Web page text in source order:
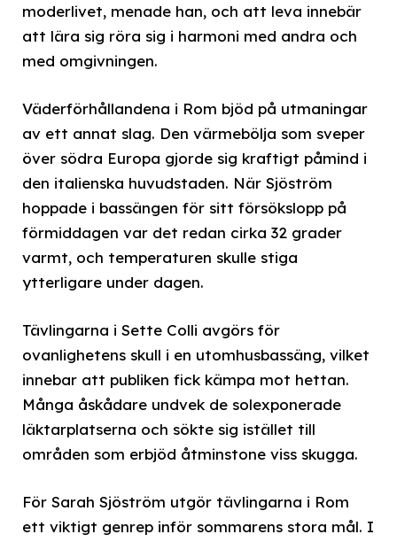
moderlivet, menade han, och att leva innebär
att lära sig röra sig i harmoni med andra och
med omgivningen.
Väderförhållandena i Rom bjöd på utmaningar
av ett annat slag. Den värmebölja som sveper
över södra Europa gjorde sig kraftigt påmind i
den italienska huvudstaden. När Sjöström
hoppade i bassängen för sitt försökslopp på
förmiddagen var det redan cirka 32 grader
varmt, och temperaturen skulle stiga
ytterligare under dagen.
Tävlingarna i Sette Colli avgörs för
ovanlighetens skull i en utomhusbassäng, vilket
innebar att publiken fick kämpa mot hettan.
Många åskådare undvek de solexponerade
läktarplatserna och sökte sig istället till
områden som erbjöd åtminstone viss skugga.
För Sarah Sjöström utgör tävlingarna i Rom
ett viktigt genrep inför sommarens stora mål. I